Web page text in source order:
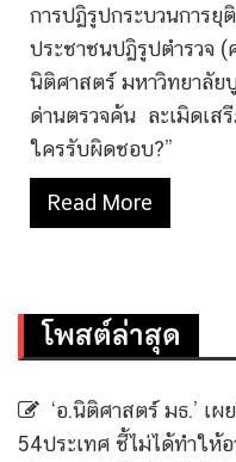
การปฏิรูปกระบวนการยุ
ประชาชนปฏิรูปตำรวจ
นิติศาสตร์ มหาวิทยาลัย
ด่านตรวจค้น ละเมิดเส
ใครรับผิดชอบ?”
Read More
โพสต์ล่าสุด
‘อ.นิติศาสตร์ มธ.’ เผ
54ประเทศ ชี้ไม่ได้ทำให้